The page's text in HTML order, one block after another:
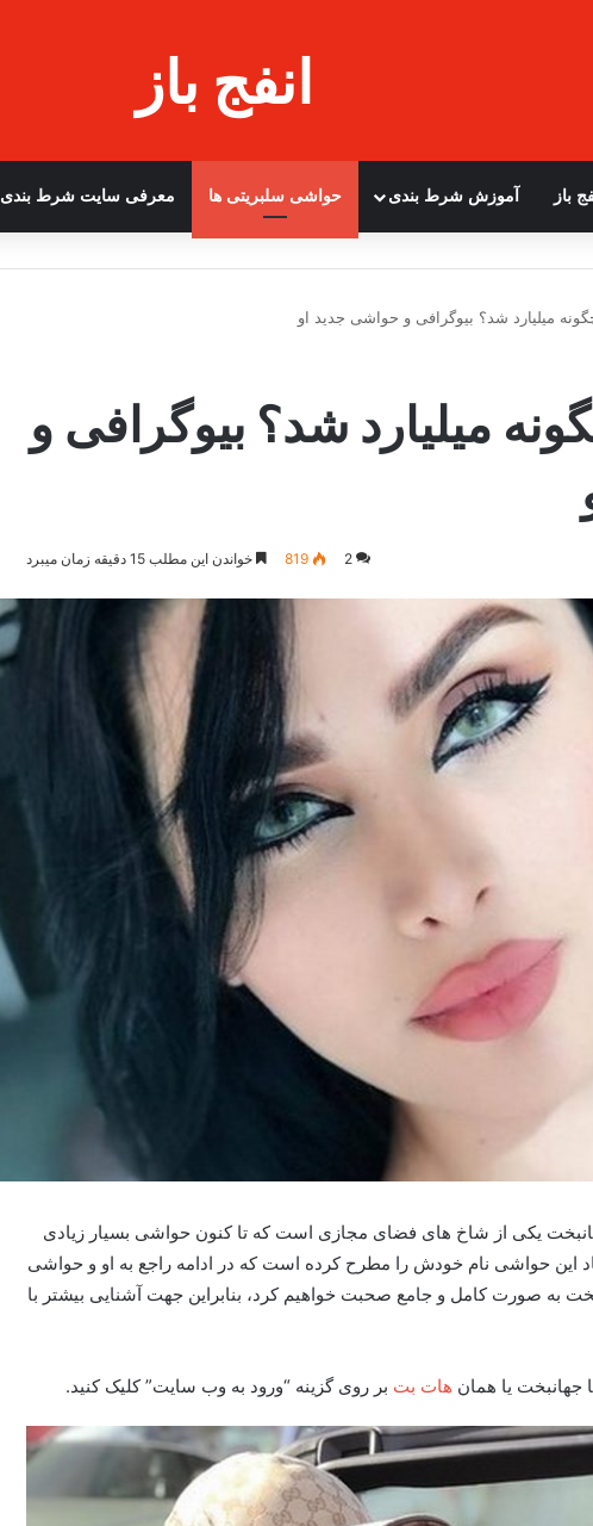
انفج باز
باز آموزش شرط بندی حواشی سلبریتی ها معرفی سایت شرط بندی
میلیارد شد؟ بیوگرافی و حواشی جدید او
میلیارد شد؟ بیوگرافی و
2
819 خواندن این مطلب 15 دقیقه زمان میبرد
یکی از شاخ های فضای مجازی است که تا کنون حواشی بسیار زیادی
این حواشی نام خودش را مطرح کرده است که در ادامه راجع به او و حواشی
به صورت کامل و جامع صحبت خواهیم کرد، بنابراین جهت آشنایی بیشتر با
جهانبخت یا همان هات بت بر روی گزینه “ورود به وب سایت” کلیک کنید.